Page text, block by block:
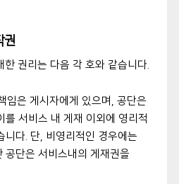
권
권리는 다음 각 호와 같습니다.
은 게시자에게 있으며, 공단은
를 서비스 내 게재 이외에 영리적
니다. 단, 비영리적인 경우에는
공단은 서비스내의 게재권을